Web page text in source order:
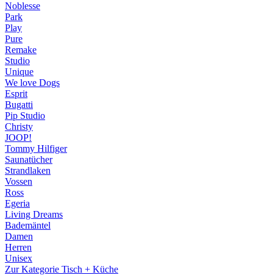
Noblesse
Park
Play
Pure
Remake
Studio
Unique
We love Dogs
Esprit
Bugatti
Pip Studio
Christy
JOOP!
Tommy Hilfiger
Saunatücher
Strandlaken
Vossen
Ross
Egeria
Living Dreams
Bademäntel
Damen
Herren
Unisex
Zur Kategorie Tisch + Küche